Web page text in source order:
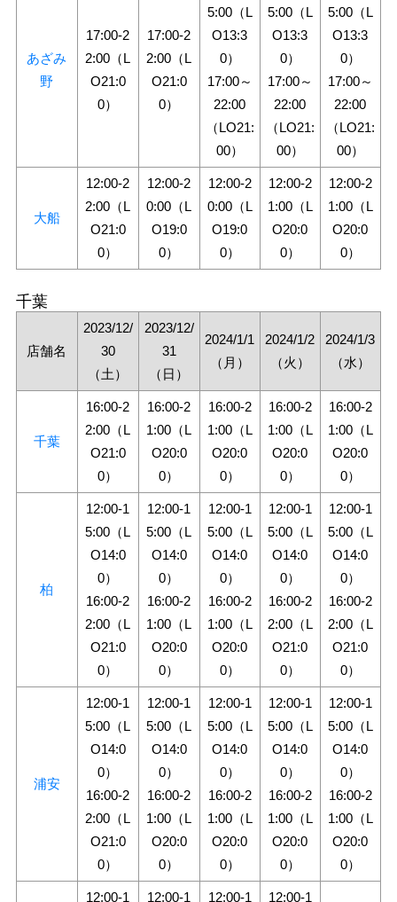
あざみ
野
17:00-2
2:00（L
O21:0
0）
17:00-2
2:00（L
O21:0
0）
5:00（L
O13:3
0）
17:00～
22:00
（LO21:
00）
5:00（L
O13:3
0）
17:00～
22:00
（LO21:
00）
5:00（L
O13:3
0）
17:00～
22:00
（LO21:
00）
大船
12:00-2
2:00（L
O21:0
0）
12:00-2
0:00（L
O19:0
0）
12:00-2
0:00（L
O19:0
0）
12:00-2
1:00（L
O20:0
0）
12:00-2
1:00（L
O20:0
0）
千葉
店舗名
2023/12/
30
（土）
2023/12/
31
（日）
2024/1/1
（月）
2024/1/2
（火）
2024/1/3
（水）
千葉
16:00-2
2:00（L
O21:0
0）
16:00-2
1:00（L
O20:0
0）
16:00-2
1:00（L
O20:0
0）
16:00-2
1:00（L
O20:0
0）
16:00-2
1:00（L
O20:0
0）
柏
12:00-1
5:00（L
O14:0
0）
16:00-2
2:00（L
O21:0
0）
12:00-1
5:00（L
O14:0
0）
16:00-2
1:00（L
O20:0
0）
12:00-1
5:00（L
O14:0
0）
16:00-2
1:00（L
O20:0
0）
12:00-1
5:00（L
O14:0
0）
16:00-2
2:00（L
O21:0
0）
12:00-1
5:00（L
O14:0
0）
16:00-2
2:00（L
O21:0
0）
浦安
12:00-1
5:00（L
O14:0
0）
16:00-2
2:00（L
O21:0
0）
12:00-1
5:00（L
O14:0
0）
16:00-2
1:00（L
O20:0
0）
12:00-1
5:00（L
O14:0
0）
16:00-2
1:00（L
O20:0
0）
12:00-1
5:00（L
O14:0
0）
16:00-2
1:00（L
O20:0
0）
12:00-1
5:00（L
O14:0
0）
16:00-2
1:00（L
O20:0
0）
12:00-1 12:00-1 12:00-1 12:00-1